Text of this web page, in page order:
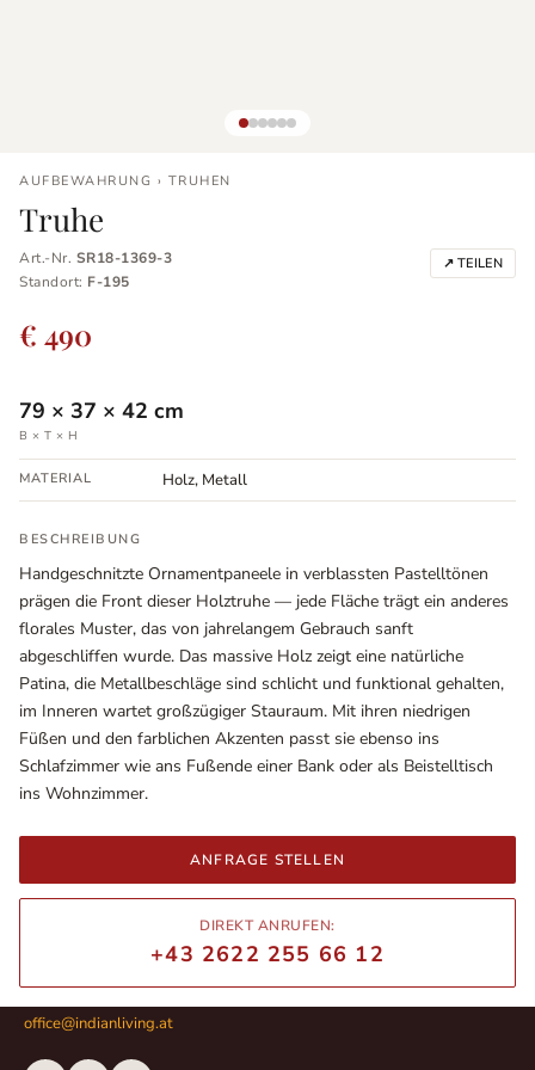
AUFBEWAHRUNG › TRUHEN
Truhe
Art.-Nr. SR18-1369-3
Standort: F-195
↗ TEILEN
€ 490
79 × 37 × 42 cm
B × T × H
MATERIAL Holz, Metall
BESCHREIBUNG
Handgeschnitzte Ornamentpaneele in verblassten Pastelltönen
prägen die Front dieser Holztruhe — jede Fläche trägt ein anderes
florales Muster, das von jahrelangem Gebrauch sanft
abgeschliffen wurde. Das massive Holz zeigt eine natürliche
Patina, die Metallbeschläge sind schlicht und funktional gehalten,
im Inneren wartet großzügiger Stauraum. Mit ihren niedrigen
Füßen und den farblichen Akzenten passt sie ebenso ins
Schlafzimmer wie ans Fußende einer Bank oder als Beistelltisch
ins Wohnzimmer.
ANFRAGE STELLEN
DIREKT ANRUFEN:
+43 2622 255 66 12
Wiener Straße – Werkstraße 111
+43 2622 255 66 12
office@indianliving.at